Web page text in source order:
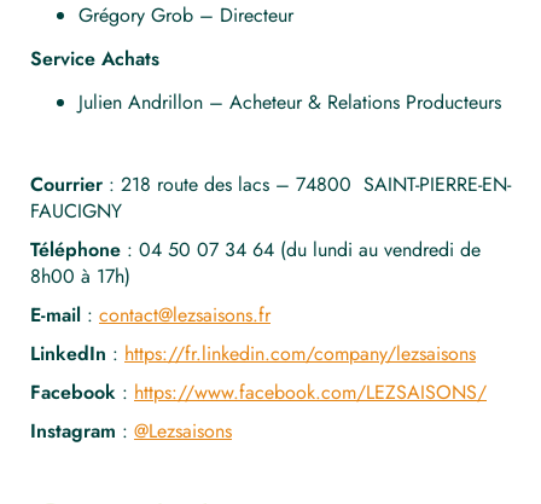
Grégory Grob – Directeur
Service Achats
Julien Andrillon – Acheteur & Relations Producteurs
Courrier : 218 route des lacs – 74800 SAINT-PIERRE-EN-
FAUCIGNY
Téléphone : 04 50 07 34 64 (du lundi au vendredi de
8h00 à 17h)
E-mail : contact@lezsaisons.fr
LinkedIn : https://fr.linkedin.com/company/lezsaisons
Facebook : https://www.facebook.com/LEZSAISONS/
Instagram : @Lezsaisons